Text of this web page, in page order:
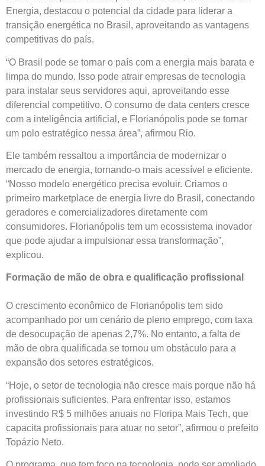
Energia, destacou o potencial da cidade para liderar a
transição energética no Brasil, aproveitando as vantagens
competitivas do país.
“O Brasil pode se tornar o país com a energia mais barata e
limpa do mundo. Isso pode atrair empresas de tecnologia
para instalar seus servidores aqui, aproveitando esse
diferencial competitivo. O consumo de data centers cresce
com a inteligência artificial, e Florianópolis pode se tornar
um polo estratégico nessa área”, afirmou Rio.
Ele também ressaltou a importância de modernizar o
mercado de energia, tornando-o mais acessível e eficiente.
“Nosso modelo energético precisa evoluir. Criamos o
primeiro marketplace de energia livre do Brasil, conectando
geradores e comercializadores diretamente com
consumidores. Florianópolis tem um ecossistema inovador
que pode ajudar a impulsionar essa transformação”,
explicou.
Formação de mão de obra e qualificação profissional
O crescimento econômico de Florianópolis tem sido
acompanhado por um cenário de pleno emprego, com taxa
de desocupação de apenas 2,7%. No entanto, a falta de
mão de obra qualificada se tornou um obstáculo para a
expansão dos setores estratégicos.
“Hoje, o setor de tecnologia não cresce mais porque não há
profissionais suficientes. Para enfrentar isso, estamos
investindo R$ 5 milhões anuais no Floripa Mais Tech, que
capacita profissionais para atuar no setor”, afirmou o prefeito
Topázio Neto.